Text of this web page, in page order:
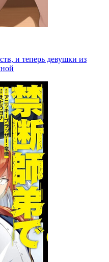
и теперь девушки из